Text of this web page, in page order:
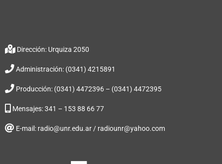
Dirección: Urquiza 2050
Administración: (0341) 4215891
Producción: (0341) 4472396 – (0341) 4472395
Mensajes: 341 – 153 88 66 77
E-mail: radio@unr.edu.ar / radiounr@yahoo.com